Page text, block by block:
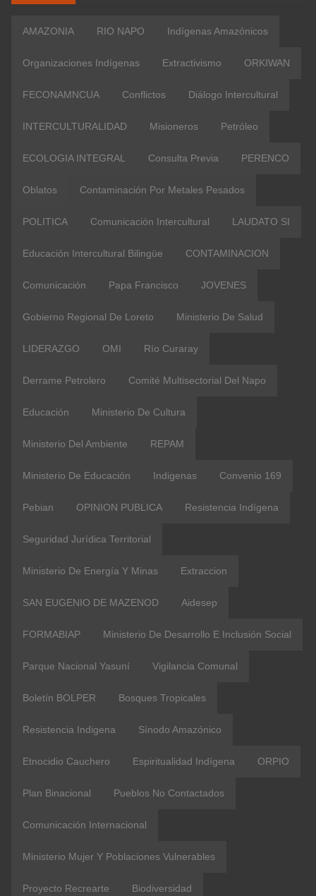
AMAZONIA RIO NAPO Indígenas Amazónicos
Organizaciones Indígenas Extractivismo ORKIWAN
FECONAMNCUA Conflictos Diálogo Intercultural
INTERCULTURALIDAD Misioneros Petróleo
ECOLOGIA INTEGRAL Consulta Previa PERENCO
Oblatos Contaminación Por Metales Pesados
POLITICA Comunicación Intercultural LAUDATO SI
Educación Intercultural Bilingüe CONTAMINACION
Comunicación Papa Francisco JOVENES
Gobierno Regional De Loreto Ministerio De Salud
LIDERAZGO OMI Río Curaray
Derrame Petrolero Comité Multisectorial Del Napo
Educación Ministerio De Cultura
Ministerio Del Ambiente REPAM
Ministerio De Educación Indigenas Convenio 169
Pebian OPINION PUBLICA Resistencia Indígena
Seguridad Jurídica Territorial
Ministerio De Energía Y Minas Extraccion
SAN EUGENIO DE MAZENOD Aidesep
FORMABIAP Ministerio De Desarrollo E Inclusión Social
Parque Nacional Yasuní Vigilancia Comunal
Boletín BOLPER Bosques Tropicales
Resistencia Indigena Sínodo Amazónico
Etnocidio Cauchero Espiritualidad Indígena ORPIO
Plan Binacional Pueblos No Contactados
Comunicación Internacional
Ministerio Mujer Y Poblaciones Vulnerables
Proyecto Recrearte Biodiversidad